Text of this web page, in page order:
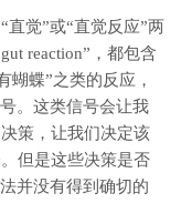
直觉”或“直觉反应”两
reaction”，都包含
蝶”之类的反应，
。这类信号会让我
策，让我们决定该
但是这些决策是否
并没有得到确切的